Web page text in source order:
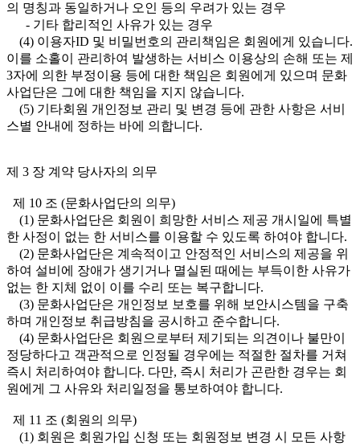
의 명칭과 동일하거나 오인 등의 우려가 있는 경우
- 기타 합리적인 사유가 있는 경우
(4) 이용자ID 및 비밀번호의 관리책임은 회원에게 있습니다.
이를 소홀이 관리하여 발생하는 서비스 이용상의 손해 또는 제
3자에 의한 부정이용 등에 대한 책임은 회원에게 있으며 문화
사업단은 그에 대한 책임을 지지 않습니다.
(5) 기타회원 개인정보 관리 및 변경 등에 관한 사항은 서비
스별 안내에 정하는 바에 의합니다.
제 3 장 계약 당사자의 의무
제 10 조 (문화사업단의 의무)
(1) 문화사업단은 회원이 희망한 서비스 제공 개시일에 특별
한 사정이 없는 한 서비스를 이용할 수 있도록 하여야 합니다.
(2) 문화사업단은 계속적이고 안정적인 서비스의 제공을 위
하여 설비에 장애가 생기거나 멸실된 때에는 부득이한 사유가
없는 한 지체 없이 이를 수리 또는 복구합니다.
(3) 문화사업단은 개인정보 보호를 위해 보안시스템을 구축
하며 개인정보 취급방침을 공시하고 준수합니다.
(4) 문화사업단은 회원으로부터 제기되는 의견이나 불만이
정당하다고 객관적으로 인정될 경우에는 적절한 절차를 거쳐
즉시 처리하여야 합니다. 다만, 즉시 처리가 곤란한 경우는 회
원에게 그 사유와 처리일정을 통보하여야 합니다.
제 11 조 (회원의 의무)
(1) 회원은 회원가입 신청 또는 회원정보 변경 시 모든 사항